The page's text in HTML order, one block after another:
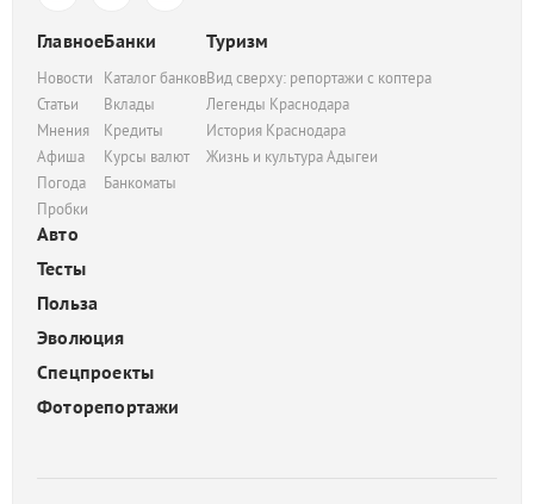
Главное
Новости
Статьи
Мнения
Афиша
Погода
Пробки
Банки
Каталог банков
Вклады
Кредиты
Курсы валют
Банкоматы
Туризм
Вид сверху: репортажи с коптера
Легенды Краснодара
История Краснодара
Жизнь и культура Адыгеи
Авто
Тесты
Польза
Эволюция
Спецпроекты
Фоторепортажи